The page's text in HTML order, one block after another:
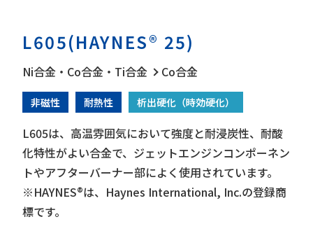
す。
また、非磁性で生体適合性も高いため、インプラン
トや歯科器具などの医療用途としてもよく使われま
す。
極低温から454℃の温度域で使用されます。
当社では箔や薄板をはじめ、極細パイプ、パイプ、
棒、板など、さまざまな形状を取り扱っています。
※MP35N™は、SPS Technologies, Inc.の登録商標
です。
L605(HAYNES® 25)
Ni合金・Co合金・Ti合金 Co合金
非磁性 耐熱性 析出硬化（時効硬化）
L605は、高温雰囲気において強度と耐浸炭性、耐酸
化特性がよい合金で、ジェットエンジンコンポーネン
トやアフターバーナー部によく使用されています。
※HAYNES®は、Haynes International, Inc.の登録商
標です。